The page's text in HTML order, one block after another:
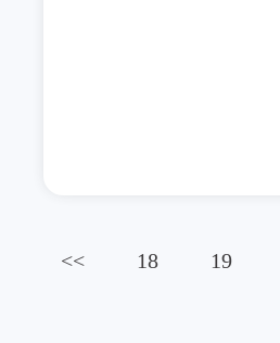
<< 18 19